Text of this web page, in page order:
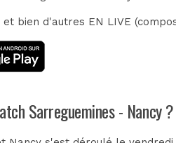
bien d'autres EN LIVE
Sarreguemines - Nancy ?